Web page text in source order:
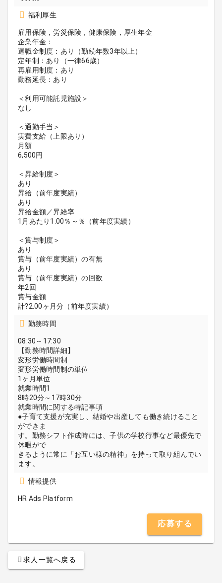
福利厚生
雇用保険，労災保険，健康保険，厚生年金
企業年金：
退職金制度：あり（勤続年数3年以上）
定年制：あり（一律66歳）
再雇用制度：あり
勤務延長：あり
＜利用可能託児施設＞
なし
＜通勤手当＞
実費支給（上限あり）
月額
6,500円
＜昇給制度＞
あり
昇給（前年度実績）
あり
昇給金額／昇給率
1月あたり1.00％～％（前年度実績）
＜賞与制度＞
あり
賞与（前年度実績）の有無
あり
賞与（前年度実績）の回数
年2回
賞与金額
計?2.00ヶ月分（前年度実績）
勤務時間
08:30～17:30
【勤務時間詳細】
変形労働時間制
変形労働時間制の単位
1ヶ月単位
就業時間1
8時20分～17時30分
就業時間に関する特記事項
●子育て支援が充実し、結婚や出産しても働き続けること
ができま
す。勤務シフト作成時には、子供の学校行事など最優先で
休暇がで
きるように常に「お互い様の精神」を持って取り組んでい
ます。
情報提供
HR Ads Platform
応募する
求人一覧へ戻る